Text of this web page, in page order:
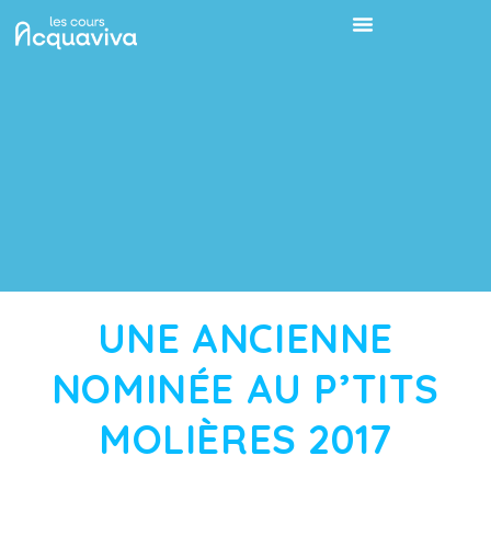
UNE ANCIENNE
NOMINÉE AU P’TITS
MOLIÈRES 2017